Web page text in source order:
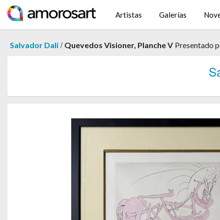
Artistas Galerías
Salvador Dali / Quevedos Visioner, Planche V Presentado